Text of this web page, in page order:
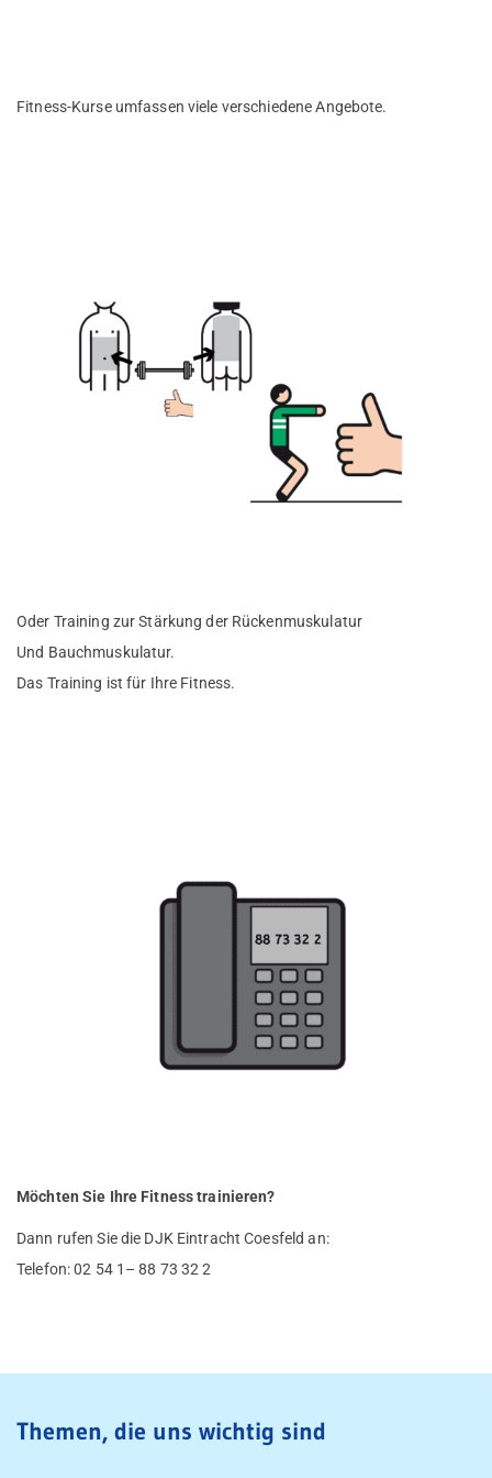
Fitness-Kurse umfassen viele verschiedene Angebote.
Oder Training zur Stärkung der Rückenmuskulatur
Und Bauchmuskulatur.
Das Training ist für Ihre Fitness.
Möchten Sie Ihre Fitness trainieren?
Dann rufen Sie die DJK Eintracht Coesfeld an:
Telefon: 02 54 1– 88 73 32 2
Themen, die uns wichtig sind